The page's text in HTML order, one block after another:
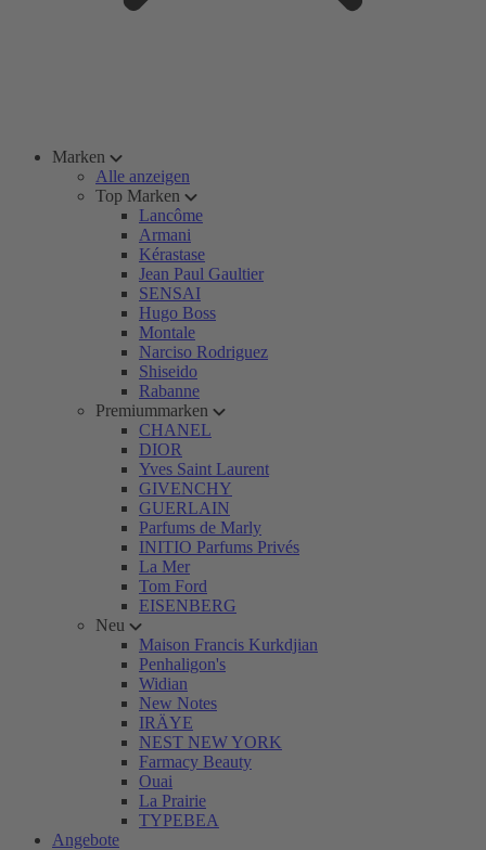
Marken
Alle anzeigen
Top Marken
Lancôme
Armani
Kérastase
Jean Paul Gaultier
SENSAI
Hugo Boss
Montale
Narciso Rodriguez
Shiseido
Rabanne
Premiummarken
CHANEL
DIOR
Yves Saint Laurent
GIVENCHY
GUERLAIN
Parfums de Marly
INITIO Parfums Privés
La Mer
Tom Ford
EISENBERG
Neu
Maison Francis Kurkdjian
Penhaligon's
Widian
New Notes
IRÄYE
NEST NEW YORK
Farmacy Beauty
Ouai
La Prairie
TYPEBEA
Angebote